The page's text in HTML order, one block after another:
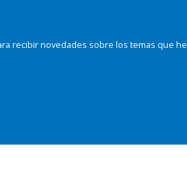
recibir novedades sobre los temas que he